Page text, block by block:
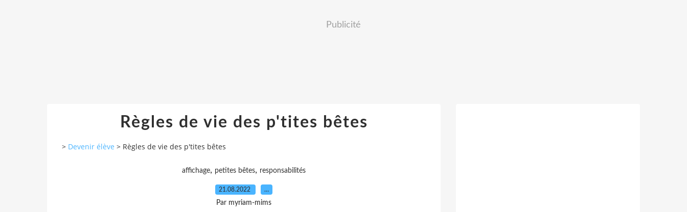
Publicité
Règles de vie des p'tites bêtes
> Devenir élève > Règles de vie des p'tites bêtes
affichage, petites bêtes, responsabilités
21.08.2022 …
Par myriam-mims